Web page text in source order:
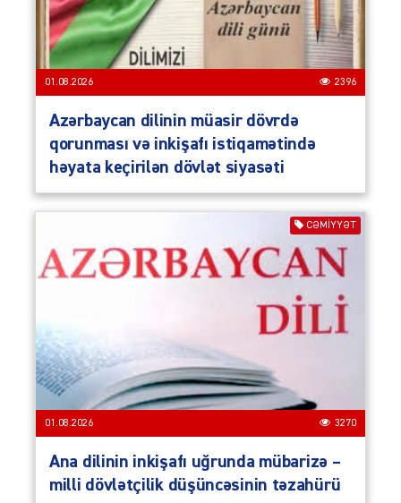
01.08.2026 2396
Azərbaycan dilinin müasir dövrdə
qorunması və inkişafı istiqamətində
həyata keçirilən dövlət siyasəti
CƏMIYYƏT
01.08.2026 3270
Ana dilinin inkişafı uğrunda mübarizə –
milli dövlətçilik düşüncəsinin təzahürü